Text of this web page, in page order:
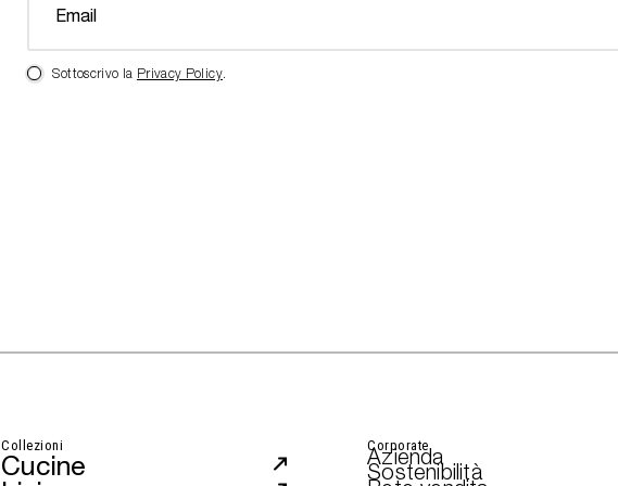
Sottoscrivo la Privacy Policy.
Collezioni
Cucine
Corporate
Azienda
Sostenibilità